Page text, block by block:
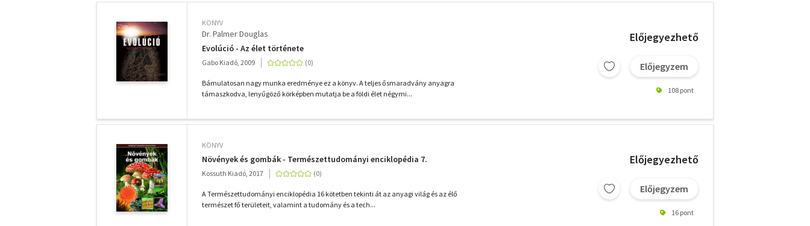
KÖNYV
Dr. Palmer Douglas
Evolúció - Az élet története
Gabo Kiadó, 2009
Bámulatosan nagy munka eredménye ez a könyv. A teljes ősmaradvány anyagra
támaszkodva, lenyűgöző körképben mutatja be a földi élet négymi...
Előjegyezhető
Előjegyzem
108 pont
KÖNYV
Növények és gombák - Természettudományi enciklopédia 7.
Kossuth Kiadó, 2017
A Természettudományi enciklopédia 16 kötetben tekinti át az anyagi világ és az élő
természet fő területeit, valamint a tudomány és a tech...
Előjegyezhető
Előjegyzem
16 pont